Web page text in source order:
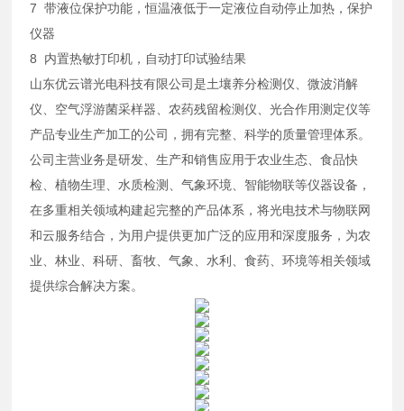
7 带液位保护功能，恒温液低于一定液位自动停止加热，保护
仪器
8 内置热敏打印机，自动打印试验结果
山东优云谱光电科技有限公司是土壤养分检测仪、微波消解
仪、空气浮游菌采样器、农药残留检测仪、光合作用测定仪等
产品专业生产加工的公司，拥有完整、科学的质量管理体系。
公司主营业务是研发、生产和销售应用于农业生态、食品快
检、植物生理、水质检测、气象环境、智能物联等仪器设备，
在多重相关领域构建起完整的产品体系，将光电技术与物联网
和云服务结合，为用户提供更加广泛的应用和深度服务，为农
业、林业、科研、畜牧、气象、水利、食药、环境等相关领域
提供综合解决方案。